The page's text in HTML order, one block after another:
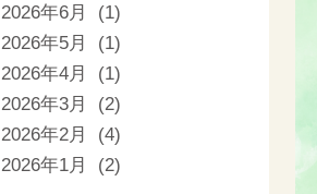
2026年6月 (1)
2026年5月 (1)
2026年4月 (1)
2026年3月 (2)
2026年2月 (4)
2026年1月 (2)